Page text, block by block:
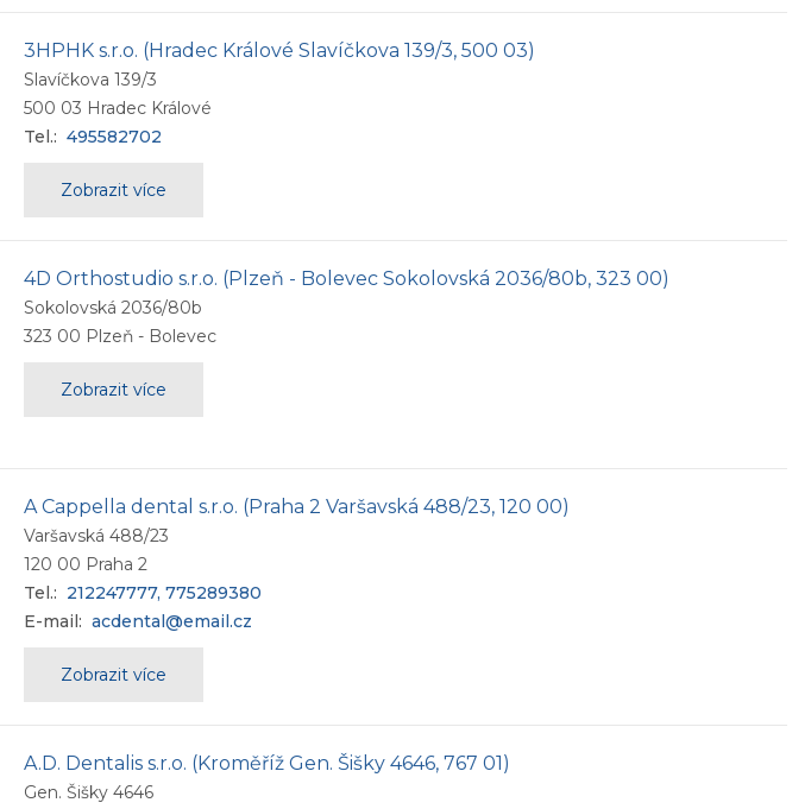
3HPHK s.r.o. (Hradec Králové Slavíčkova 139/3, 500 03)
Slavíčkova 139/3
500 03 Hradec Králové
Tel.: 495582702
Zobrazit více
4D Orthostudio s.r.o. (Plzeň - Bolevec Sokolovská 2036/80b, 323 00)
Sokolovská 2036/80b
323 00 Plzeň - Bolevec
Zobrazit více
A Cappella dental s.r.o. (Praha 2 Varšavská 488/23, 120 00)
Varšavská 488/23
120 00 Praha 2
Tel.: 212247777, 775289380
E-mail: acdental@email.cz
Zobrazit více
A.D. Dentalis s.r.o. (Kroměříž Gen. Šišky 4646, 767 01)
Gen. Šišky 4646